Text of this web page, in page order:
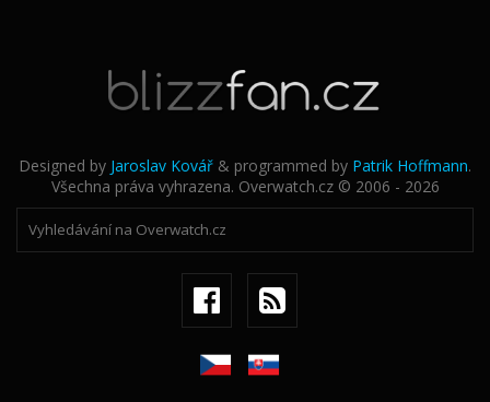
Designed by Jaroslav Kovář & programmed by Patrik Hoffmann.
Všechna práva vyhrazena. Overwatch.cz © 2006 - 2026